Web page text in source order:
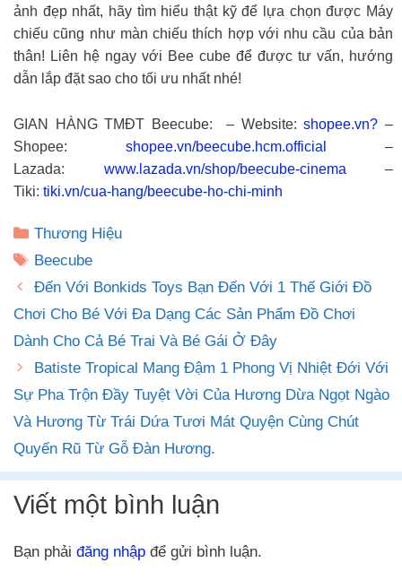
ảnh đẹp nhất, hãy tìm hiểu thật kỹ để lựa chọn được Máy
chiếu cũng như màn chiếu thích hợp với nhu cầu của bản
thân! Liên hệ ngay với Bee cube để được tư vấn, hướng
dẫn lắp đặt sao cho tối ưu nhất nhé!
GIAN HÀNG TMĐT Beecube: – Website:shopee.vn? –
Shopee: shopee.vn/beecube.hcm.official
–
Lazada: www.lazada.vn/shop/beecube-cinema –
Tiki: tiki.vn/cua-hang/beecube-ho-chi-minh
Danh
mục
Thương Hiệu
Thẻ
Beecube
Đến Với Bonkids Toys Bạn Đến Với 1 Thế Giới Đồ
Chơi Cho Bé Với Đa Dạng Các Sản Phẩm Đồ Chơi
Dành Cho Cả Bé Trai Và Bé Gái Ở Đây
Batiste Tropical Mang Đậm 1 Phong Vị Nhiệt Đới Với
Sự Pha Trộn Đầy Tuyệt Vời Của Hương Dừa Ngọt Ngào
Và Hương Từ Trái Dứa Tươi Mát Quyện Cùng Chút
Quyến Rũ Từ Gỗ Đàn Hương.
Viết một bình luận
Bạn phải đăng nhập để gửi bình luận.